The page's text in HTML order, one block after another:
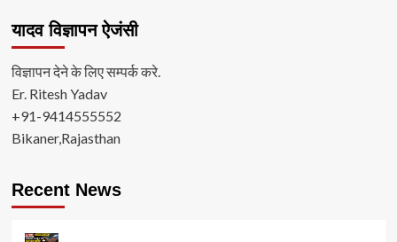
यादव विज्ञापन ऐजंसी
विज्ञापन देने के लिए सम्पर्क करे.
Er. Ritesh Yadav
+91-9414555552
Bikaner,Rajasthan
Recent News